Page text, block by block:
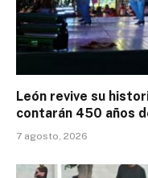
León revive su
contarán 450 años
7 agosto, 2026